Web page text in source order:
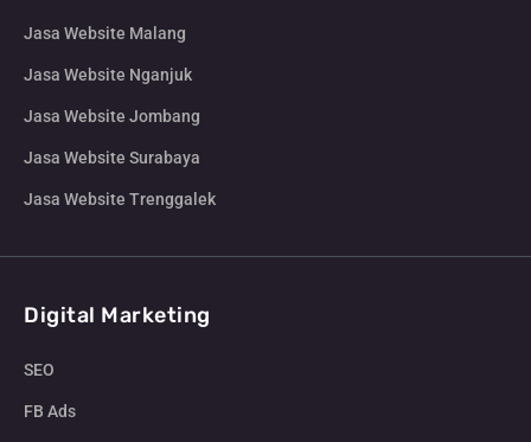
Jasa Website Malang
Jasa Website Nganjuk
Jasa Website Jombang
Jasa Website Surabaya
Jasa Website Trenggalek
Digital Marketing
SEO
FB Ads